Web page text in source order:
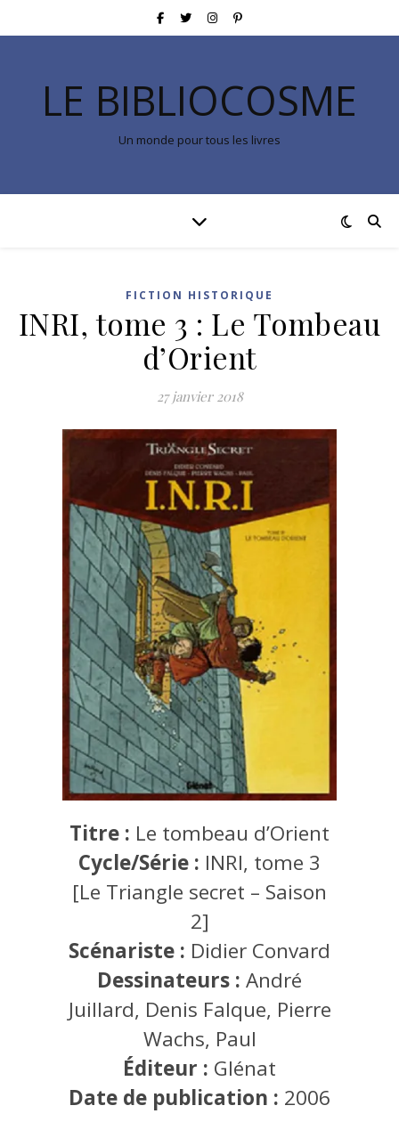
LE BIBLIOCOSME
Un monde pour tous les livres
FICTION HISTORIQUE
INRI, tome 3 : Le Tombeau
d’Orient
27 janvier 2018
Titre : Le tombeau d’Orient
Cycle/Série : INRI, tome 3
[Le Triangle secret – Saison
2]
Scénariste : Didier Convard
Dessinateurs : André
Juillard, Denis Falque, Pierre
Wachs, Paul
Éditeur : Glénat
Date de publication : 2006